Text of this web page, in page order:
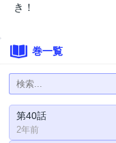
き！
巻一覧
第40話
2年前